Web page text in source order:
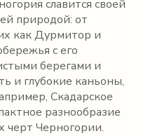
славится своей
природой: от
как Дурмитор и
с его
берегами и
и глубокие каньоны,
Скадарское
разнообразие
черт Черногории.